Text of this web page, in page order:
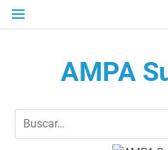
Saltar
AMPA
Elkartea Asociación de